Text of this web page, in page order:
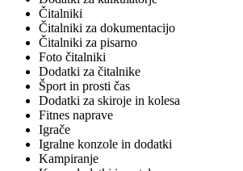
Čitalniki
Čitalniki za dokumentacijo
Čitalniki za pisarno
Foto čitalniki
Dodatki za čitalnike
Šport in prosti čas
Dodatki za skiroje in kolesa
Fitnes naprave
Igrače
Igralne konzole in dodatki
Kampiranje